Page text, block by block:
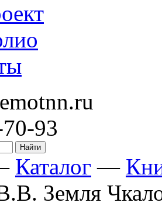
93
Каталог —
Земля